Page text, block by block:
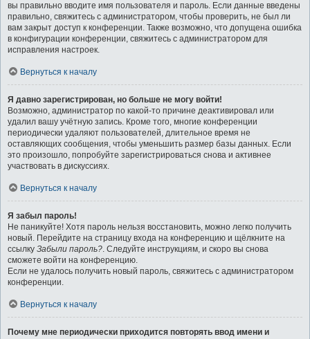
вы правильно вводите имя пользователя и пароль. Если данные введены
правильно, свяжитесь с администратором, чтобы проверить, не был ли
вам закрыт доступ к конференции. Также возможно, что допущена ошибка
в конфигурации конференции, свяжитесь с администратором для
исправления настроек.
Вернуться к началу
Я давно зарегистрирован, но больше не могу войти!
Возможно, администратор по какой-то причине деактивировал или
удалил вашу учётную запись. Кроме того, многие конференции
периодически удаляют пользователей, длительное время не
оставляющих сообщения, чтобы уменьшить размер базы данных. Если
это произошло, попробуйте зарегистрироваться снова и активнее
участвовать в дискуссиях.
Вернуться к началу
Я забыл пароль!
Не паникуйте! Хотя пароль нельзя восстановить, можно легко получить
новый. Перейдите на страницу входа на конференцию и щёлкните на
ссылку Забыли пароль?. Следуйте инструкциям, и скоро вы снова
сможете войти на конференцию.
Если не удалось получить новый пароль, свяжитесь с администратором
конференции.
Вернуться к началу
Почему мне периодически приходится повторять ввод имени и